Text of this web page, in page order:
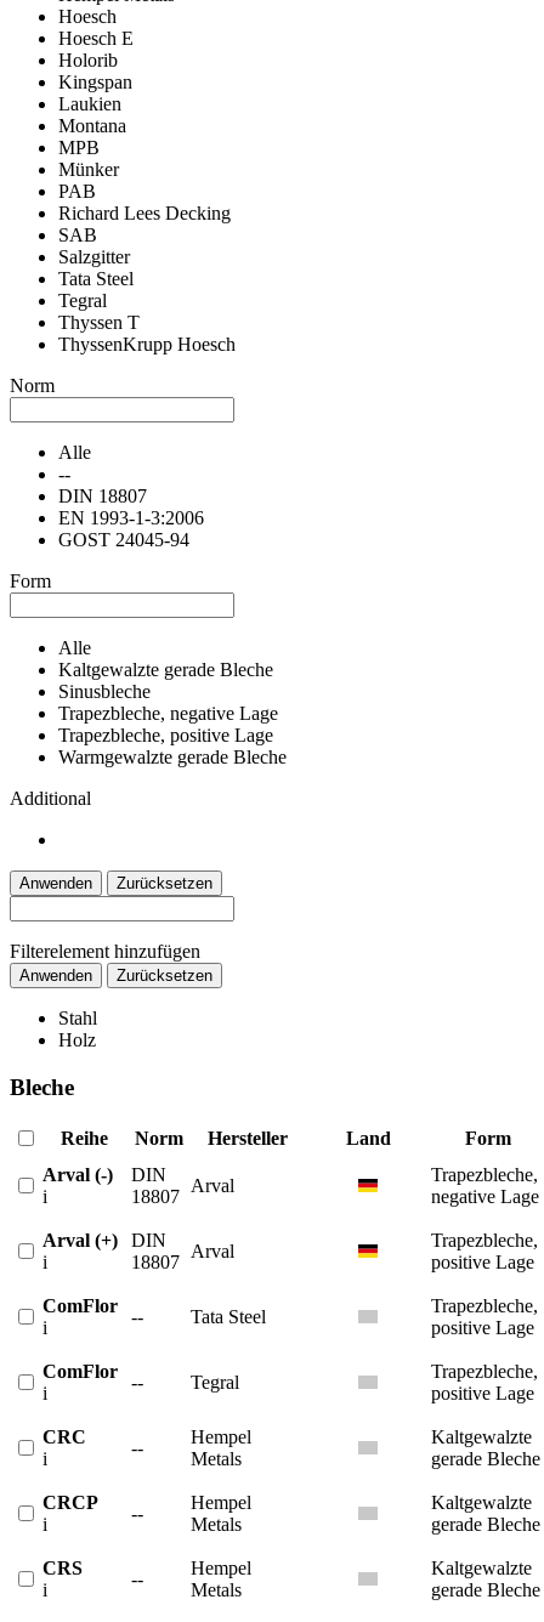
Hoesch
Hoesch E
Holorib
Kingspan
Laukien
Montana
MPB
Münker
PAB
Richard Lees Decking
SAB
Salzgitter
Tata Steel
Tegral
Thyssen T
ThyssenKrupp Hoesch
Norm
Alle
--
DIN 18807
EN 1993-1-3:2006
GOST 24045-94
Form
Alle
Kaltgewalzte gerade Bleche
Sinusbleche
Trapezbleche, negative Lage
Trapezbleche, positive Lage
Warmgewalzte gerade Bleche
Additional
Anwenden Zurücksetzen
Filterelement hinzufügen
Anwenden Zurücksetzen
Stahl
Holz
Bleche
Reihe Norm Hersteller Land
Form
Arval (-)
i
DIN
18807
Arval
Trapezbleche,
negative Lage
Arval (+)
i
DIN
18807
Arval
Trapezbleche,
positive Lage
ComFlor
i
-- Tata Steel
Trapezbleche,
positive Lage
ComFlor
i
-- Tegral
Trapezbleche,
positive Lage
CRC
i
--
Hempel
Metals
Kaltgewalzte
gerade Bleche
CRCP
i
--
Hempel
Metals
Kaltgewalzte
gerade Bleche
CRS
i
--
Hempel
Metals
Kaltgewalzte
gerade Bleche